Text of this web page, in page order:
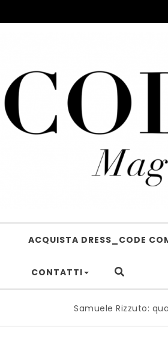
ACQUISTA DRESS_CODE
CONTATTI
Samuele Rizzuto: